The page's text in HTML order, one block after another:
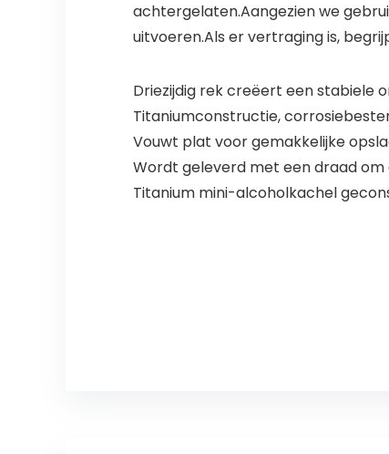
achtergelaten.Aangezien we
uitvoeren.Als er vertraging is,
Driezijdig rek creëert een stabiele
Titaniumconstructie,
Vouwt plat voor gemakkelijke
Wordt geleverd met een draad
Titanium mini-alcoholkachel